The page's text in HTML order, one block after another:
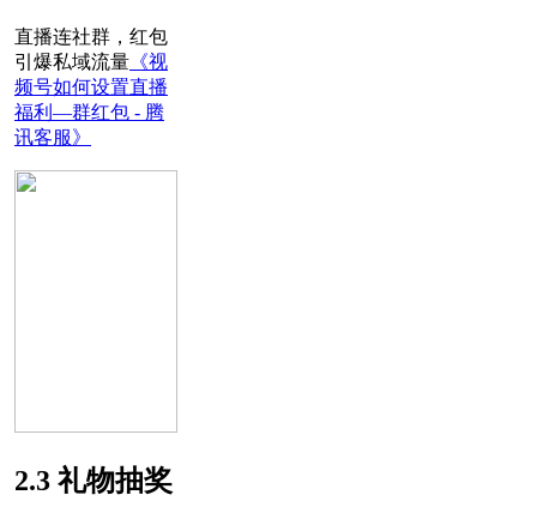
直播连社群，红包
引爆私域流量 《视
频号如何设置直播
福利—群红包 - 腾
讯客服》
2.3 礼物抽奖